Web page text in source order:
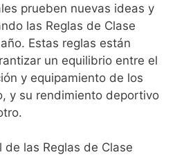
prueben nuevas ideas y
las Reglas de Clase
Estas reglas están
un equilibrio entre el
y equipamiento de los
y su rendimiento deportivo
de las Reglas de Clase